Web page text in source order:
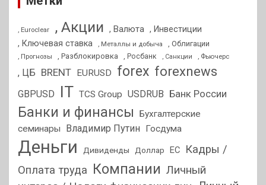
, Euroclear , Акции , Валюта
, Инвестиции
, Ключевая ставка
, Металлы и добыча , Облигации
, Прогнозы , Разблокировка , Росбанк , Санкции , Фьючерс
, ЦБ BRENT EURUSD forex forexnews
GBPUSD IT TCS Group USDRUB Банк России
Банки и финансы
Бухгалтерские
семинары
Владимир Путин Госдума
Деньги Дивиденды Доллар ЕС
Кадры /
Оплата труда Компании Личный